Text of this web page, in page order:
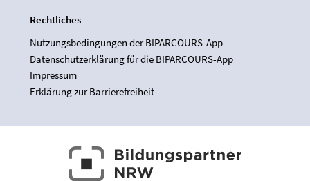
Rechtliches
Nutzungsbedingungen der BIPARCOURS-App
Datenschutzerklärung für die BIPARCOURS-App
Impressum
Erklärung zur Barrierefreiheit